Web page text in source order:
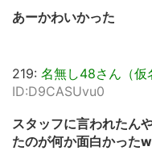
あーかわいかった
219: 名無し48さん（仮
ID:D9CASUvu0
スタッフに言われたん
たのが何か面白かったw